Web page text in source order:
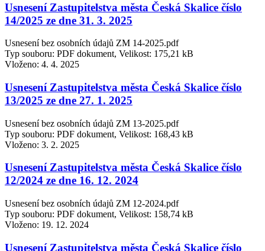
Usnesení Zastupitelstva města Česká Skalice číslo
14/2025 ze dne 31. 3. 2025
Usnesení bez osobních údajů ZM 14-2025.pdf
Typ souboru: PDF dokument, Velikost: 175,21 kB
Vloženo: 4. 4. 2025
Usnesení Zastupitelstva města Česká Skalice číslo
13/2025 ze dne 27. 1. 2025
Usnesení bez osobních údajů ZM 13-2025.pdf
Typ souboru: PDF dokument, Velikost: 168,43 kB
Vloženo: 3. 2. 2025
Usnesení Zastupitelstva města Česká Skalice číslo
12/2024 ze dne 16. 12. 2024
Usnesení bez osobních údajů ZM 12-2024.pdf
Typ souboru: PDF dokument, Velikost: 158,74 kB
Vloženo: 19. 12. 2024
Usnesení Zastupitelstva města Česká Skalice číslo